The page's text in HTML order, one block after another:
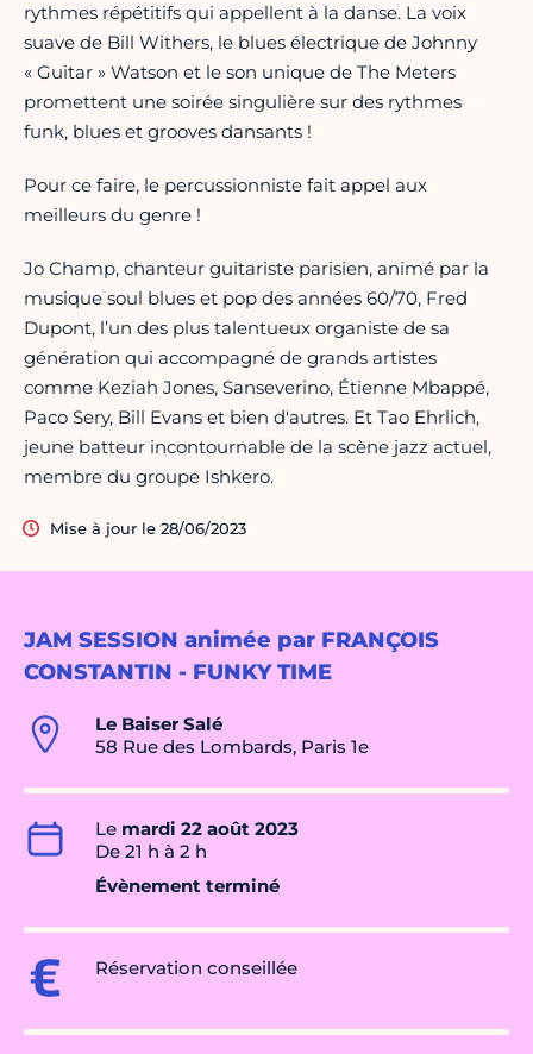
JAM SESSION animée par FRANÇOIS
CONSTANTIN - FUNKY TIME
Le Baiser Salé
58 Rue des Lombards, Paris 1e
Le mardi 22 août 2023
De 21 h à 2 h
Évènement terminé
Réservation conseillée
rythmes répétitifs qui appellent à la danse. La voix
suave de Bill Withers, le blues électrique de Johnny
« Guitar » Watson et le son unique de The Meters
promettent une soirée singulière sur des rythmes
funk, blues et grooves dansants !
Pour ce faire, le percussionniste fait appel aux
meilleurs du genre !
Jo Champ, chanteur guitariste parisien, animé par la
musique soul blues et pop des années 60/70, Fred
Dupont, l’un des plus talentueux organiste de sa
génération qui accompagné de grands artistes
comme Keziah Jones, Sanseverino, Étienne Mbappé,
Paco Sery, Bill Evans et bien d'autres. Et Tao Ehrlich,
jeune batteur incontournable de la scène jazz actuel,
membre du groupe Ishkero.
Mise à jour le 28/06/2023